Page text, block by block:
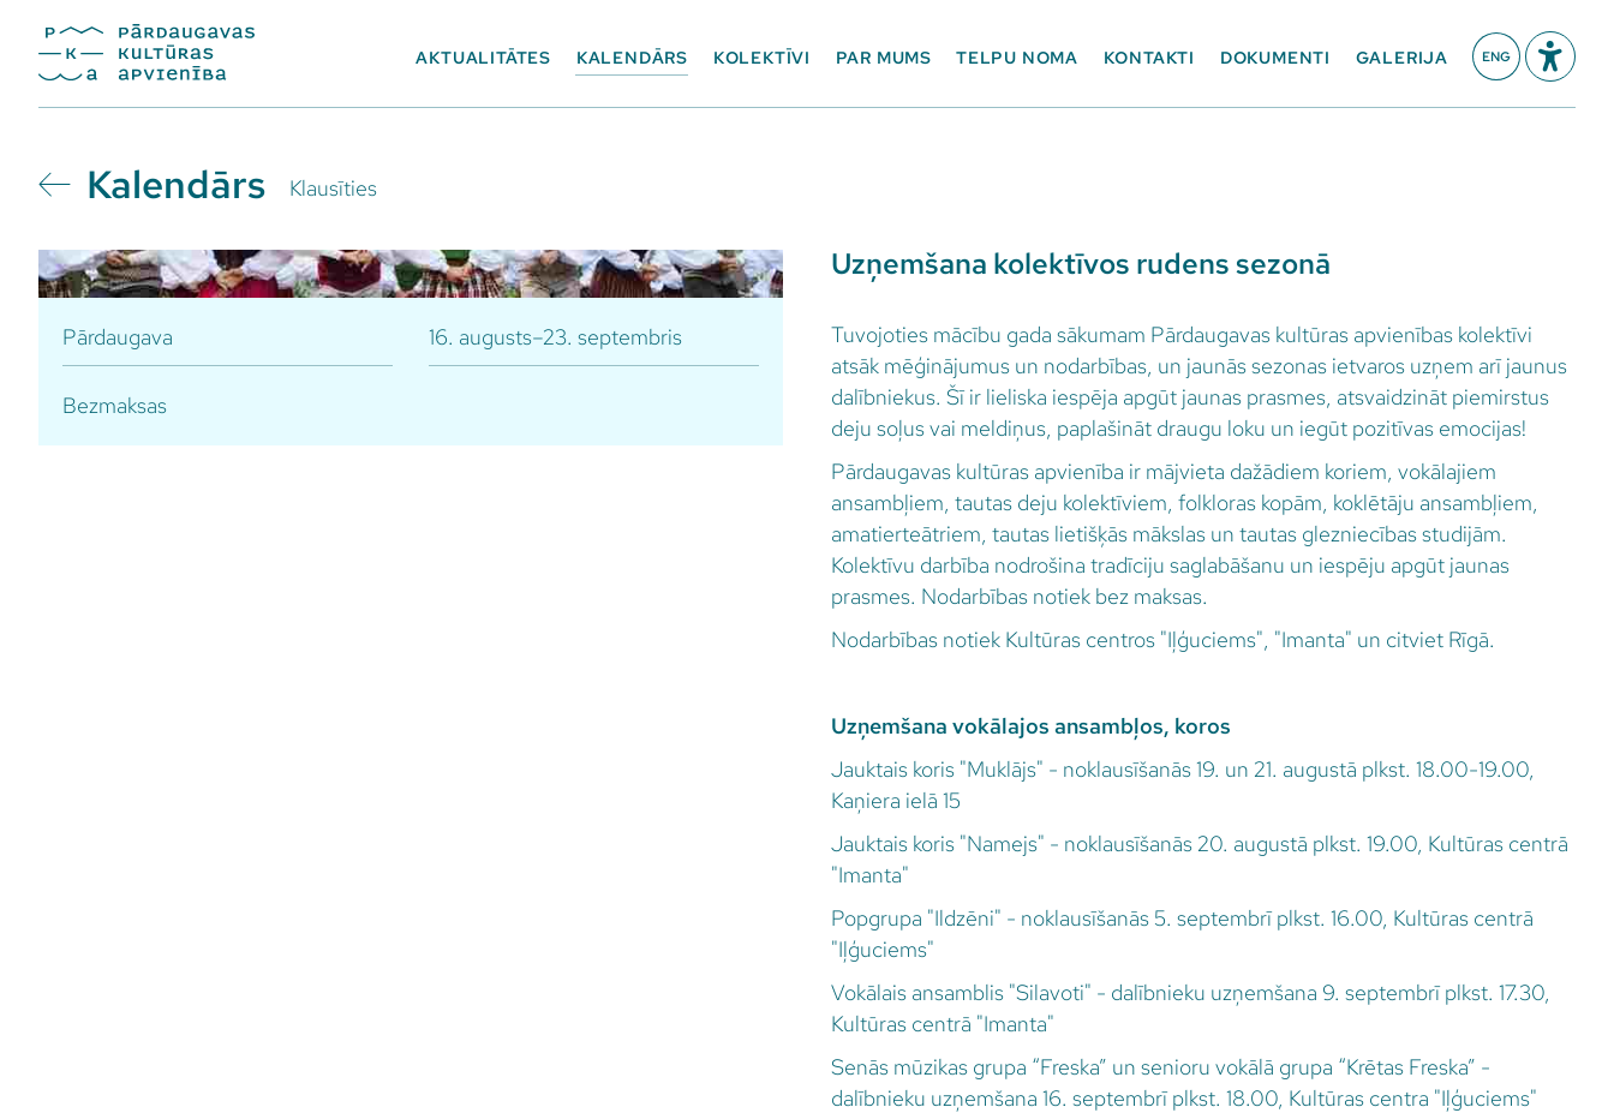
AKTUALITĀTES KALENDĀRS KOLEKTĪVI PAR MUMS TELPU NOMA KONTAKTI DOKUMENTI GALERIJA ENG
Kalendārs Klausīties
Pārdaugava 16. augusts–23. septembris
Bezmaksas
Uzņemšana kolektīvos rudens sezonā
Tuvojoties mācību gada sākumam Pārdaugavas kultūras apvienības kolektīvi
atsāk mēģinājumus un nodarbības, un jaunās sezonas ietvaros uzņem arī jaunus
dalībniekus. Šī ir lieliska iespēja apgūt jaunas prasmes, atsvaidzināt piemirstus
deju soļus vai meldiņus, paplašināt draugu loku un iegūt pozitīvas emocijas!
Pārdaugavas kultūras apvienība ir mājvieta dažādiem koriem, vokālajiem
ansambļiem, tautas deju kolektīviem, folkloras kopām, koklētāju ansambļiem,
amatierteātriem, tautas lietišķās mākslas un tautas glezniecības studijām.
Kolektīvu darbība nodrošina tradīciju saglabāšanu un iespēju apgūt jaunas
prasmes. Nodarbības notiek bez maksas.
Nodarbības notiek Kultūras centros "Iļģuciems", "Imanta" un citviet Rīgā.
Uzņemšana vokālajos ansambļos, koros
Jauktais koris "Muklājs" - noklausīšanās 19. un 21. augustā plkst. 18.00-19.00,
Kaņiera ielā 15
Jauktais koris "Namejs" - noklausīšanās 20. augustā plkst. 19.00, Kultūras centrā
"Imanta"
Popgrupa "Ildzēni" - noklausīšanās 5. septembrī plkst. 16.00, Kultūras centrā
"Iļģuciems"
Vokālais ansamblis "Silavoti" - dalībnieku uzņemšana 9. septembrī plkst. 17.30,
Kultūras centrā "Imanta"
Senās mūzikas grupa “Freska” un senioru vokālā grupa “Krētas Freska” -
dalībnieku uzņemšana 16. septembrī plkst. 18.00, Kultūras centra "Iļģuciems"